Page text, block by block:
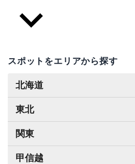
スポットをエリアから探す
北海道
東北
関東
甲信越